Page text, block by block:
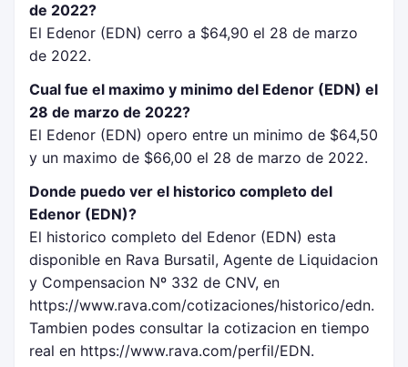
de 2022?
El Edenor (EDN) cerro a $64,90 el 28 de marzo
de 2022.
Cual fue el maximo y minimo del Edenor (EDN) el
28 de marzo de 2022?
El Edenor (EDN) opero entre un minimo de $64,50
y un maximo de $66,00 el 28 de marzo de 2022.
Donde puedo ver el historico completo del
Edenor (EDN)?
El historico completo del Edenor (EDN) esta
disponible en Rava Bursatil, Agente de Liquidacion
y Compensacion Nº 332 de CNV, en
https://www.rava.com/cotizaciones/historico/edn.
Tambien podes consultar la cotizacion en tiempo
real en https://www.rava.com/perfil/EDN.